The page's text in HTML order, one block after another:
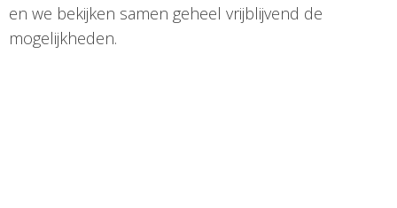
en we bekijken samen geheel vrijblijvend de
mogelijkheden.